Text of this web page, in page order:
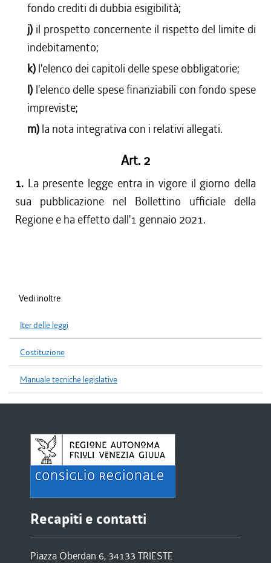
fondo crediti di dubbia esigibilità;
j) il prospetto concernente il rispetto del limite di
indebitamento;
k) l'elenco dei capitoli delle spese obbligatorie;
l) l'elenco delle spese finanziabili con fondo spese
impreviste;
m) la nota integrativa con i relativi allegati.
Art. 2
1. La presente legge entra in vigore il giorno della
sua pubblicazione nel Bollettino ufficiale della
Regione e ha effetto dall'1 gennaio 2021.
Vedi inoltre
Iter delle leggi
Costituzione
Manuale tecniche legislative
Recapiti e contatti
Piazza Oberdan 6, 34133 TRIESTE